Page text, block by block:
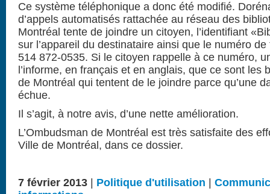
Ce système téléphonique a donc été modifié.
d’appels automatisés rattachée au réseau des
Montréal tente de joindre un citoyen, l’identifiant
sur l’appareil du destinataire ainsi que le numéro
514 872-0535. Si le citoyen rappelle à ce numéro,
l’informe, en français et en anglais, que ce sont les
de Montréal qui tentent de le joindre parce qu’une
échue.
Il s’agit, à notre avis, d’une nette amélioration.
L’Ombudsman de Montréal est très satisfaite des
Ville de Montréal, dans ce dossier.
7 février 2013 Politique d'utilisation